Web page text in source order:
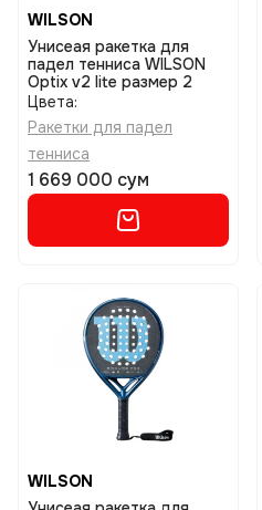
WILSON
Унисеая ракетка для
падел тенниса WILSON
Optix v2 lite размер 2
Цвета:
Ракетки для падел
тенниса
1 669 000 сум
WILSON